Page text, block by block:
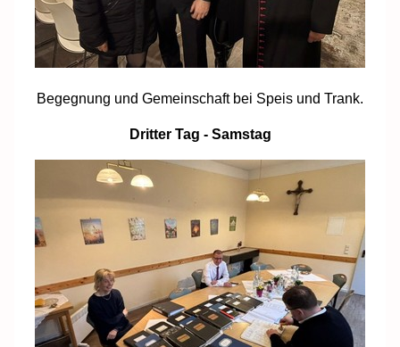
Begegnung und Gemeinschaft bei Speis und Trank.
Dritter Tag - Samstag